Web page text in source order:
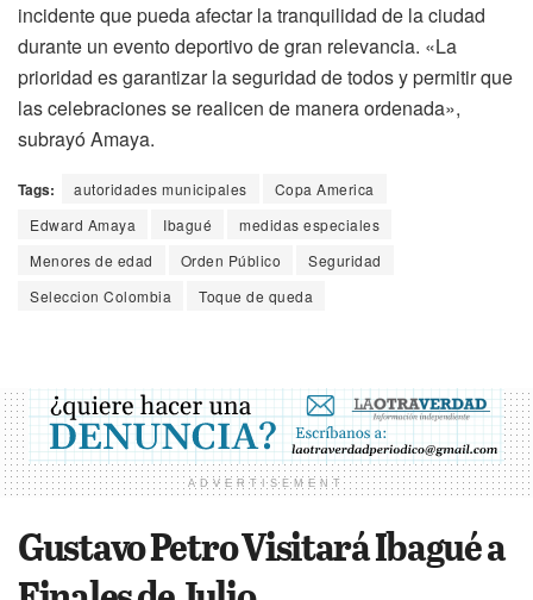
incidente que pueda afectar la tranquilidad de la ciudad
durante un evento deportivo de gran relevancia. «La
prioridad es garantizar la seguridad de todos y permitir que
las celebraciones se realicen de manera ordenada»,
subrayó Amaya.
Tags: autoridades municipales
Copa America
Edward Amaya
Ibagué
medidas especiales
Menores de edad
Orden Público
Seguridad
Seleccion Colombia
Toque de queda
ADVERTISEMENT
Gustavo Petro Visitará Ibagué a